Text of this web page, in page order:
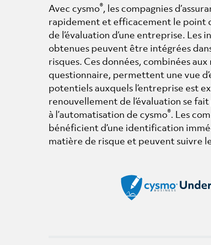
Avec cysmo®, les compagnies
rapidement et efficacement le point
de l’évaluation d’une entreprise. Les
obtenues peuvent être intégrées
risques. Ces données, combinées
questionnaire, permettent une vue
potentiels auxquels l’entreprise est
renouvellement de l’évaluation se
à l’automatisation de cysmo®. Les
bénéficient d’une identification
matière de risque et peuvent suivre